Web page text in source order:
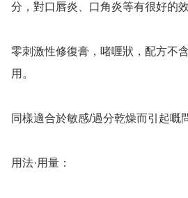
分，對口唇炎、口角炎等有很好的
零刺激性修復膏，啫喱狀，配方不
用。
同樣適合於敏感/過分乾燥而引起嘅
用法·用量：